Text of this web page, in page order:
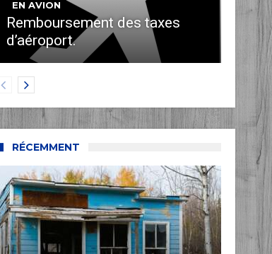
EN AVION
Remboursement des taxes
d’aéroport.
RÉCEMMENT